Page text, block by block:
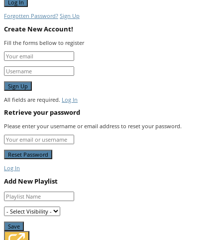
Forgotten Password? Sign Up
Create New Account!
Fill the forms bellow to register
All fields are required. Log In
Retrieve your password
Please enter your username or email address to reset your password.
Log In
Add New Playlist